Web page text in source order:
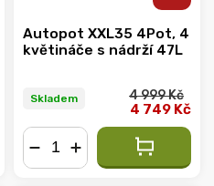
Autopot XXL35 4Pot, 4
květináče s nádrží 47L
Skladem 4 999 Kč
4 749 Kč